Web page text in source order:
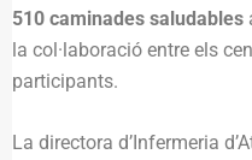
510 caminades saludables
la col·laboració entre els
participants.
La directora d’Infermeria